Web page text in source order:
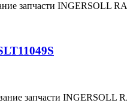
запчасти INGERSOLL
запчасти